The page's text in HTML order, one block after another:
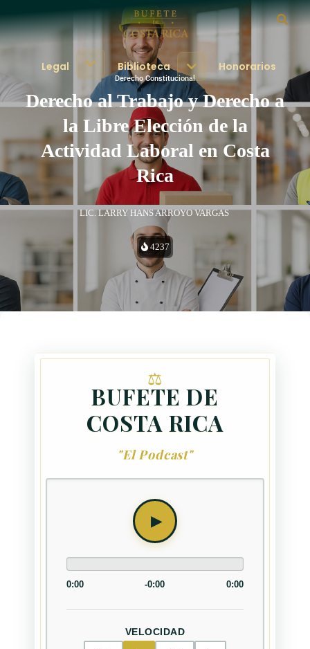
Legal Biblioteca Honorarios
Derecho Constitucional
Derecho al Trabajo y Derecho a
la Libre Elección de la
Actividad Laboral en Costa
Rica
LIC. LARRY HANS ARROYO VARGAS
4237
BUFETE DE
COSTA RICA
"El Podcast"
0:00 -0:00 0:00
VELOCIDAD